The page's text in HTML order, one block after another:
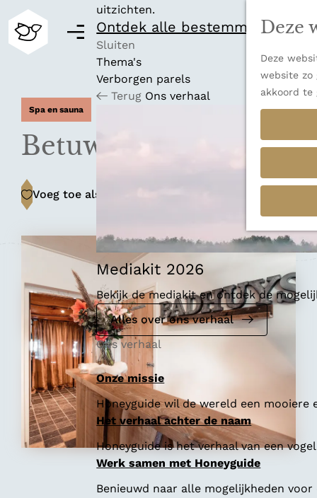
Deze
Deze
website zo
akkoord te
M
uitzichten.
Ontdek alle bestemmingen
Sluiten
Thema's
Verborgen parels
Terug Ons verhaal
Mediakit 2026
Bekijk de mediakit en ontdek de
Alles over ons verhaal
Ons verhaal
Onze missie
Honeyguide wil de wereld een
Het verhaal achter de naam
Honeyguide is het verhaal van een
Werk samen met Honeyguide
Benieuwd naar alle mogelijkheden
Betuwsch Badhuys
Spa en sauna
Voeg toe als favoriet
Voeg toe als favoriet